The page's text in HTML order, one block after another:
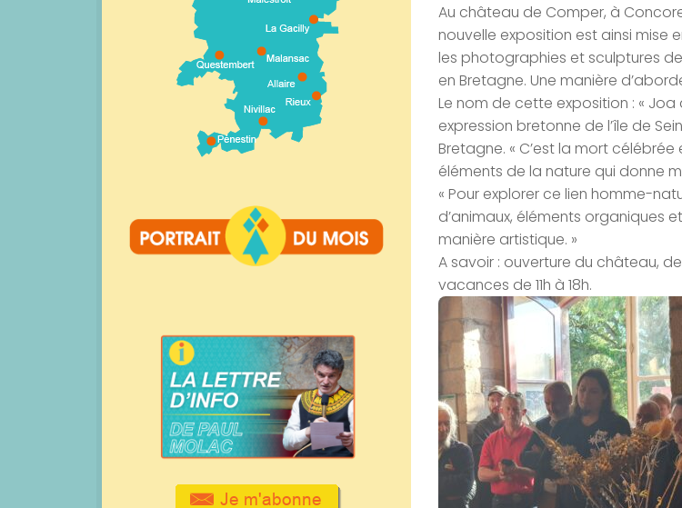
Au château de Comper, à
nouvelle exposition est ainsi mise
les photographies et sculptures
en Bretagne. Une manière
Le nom de cette exposition : « Joa
expression bretonne de l’île de
Bretagne. « C’est la mort
éléments de la nature qui donne
« Pour explorer ce lien homme-
d’animaux, éléments organiques
manière artistique. »
A savoir : ouverture du château,
vacances de 11h à 18h.